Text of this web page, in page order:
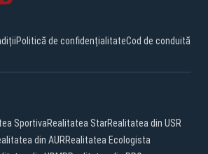
Politică de confidențialitateCod de conduită
SportivaRealitatea StarRealitatea din USR
din AURRealitatea Ecologista